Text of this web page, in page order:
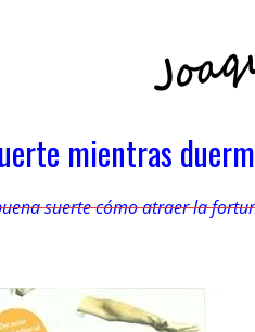
mientras
suerte cómo atraer la